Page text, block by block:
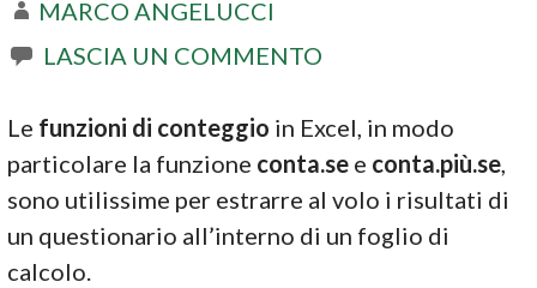
MARCO ANGELUCCI
LASCIA UN COMMENTO
Le funzioni di conteggio in Excel, in modo
particolare la funzione conta.se e conta.più.se,
sono utilissime per estrarre al volo i risultati di
un questionario all’interno di un foglio di
calcolo.